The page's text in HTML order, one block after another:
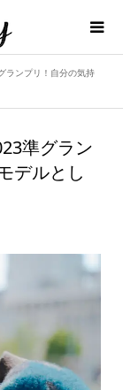
ランプリ！自分の気持
準グラン
デルとし